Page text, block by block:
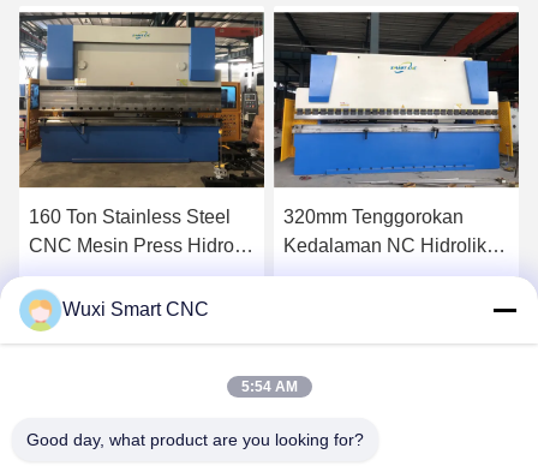
160 Ton Stainless Steel
CNC Mesin Press Hidrolik
Hidrolik
Dapatkan Harga Terbaik
320mm Tenggorokan
Kedalaman NC Hidrolik
Press Bending Machine
Dapatkan Harga Terbaik
Wuxi Smart CNC
5:54 AM
Good day, what product are you looking for?